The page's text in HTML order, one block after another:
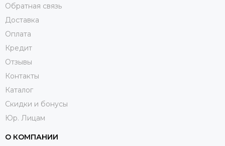
Обратная связь
Доставка
Оплата
Кредит
Отзывы
Контакты
Каталог
Скидки и бонусы
Юр. Лицам
О КОМПАНИИ